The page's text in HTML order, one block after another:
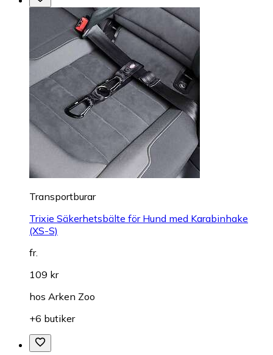
Transportburar
Trixie Säkerhetsbälte för Hund med Karabinhake
(XS-S)
fr.
109 kr
hos Arken Zoo
+6 butiker